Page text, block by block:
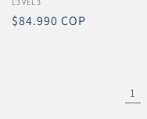
Proveedor:
Precio
$84.990 COP
1